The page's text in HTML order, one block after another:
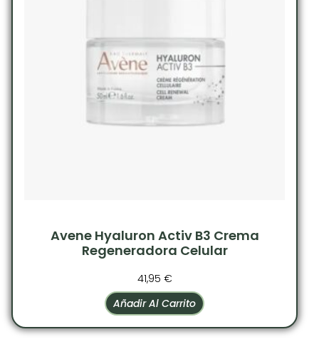
Avene Hyaluron Activ B3 Crema
Regeneradora Celular
41,95 €
Añadir Al Carrito